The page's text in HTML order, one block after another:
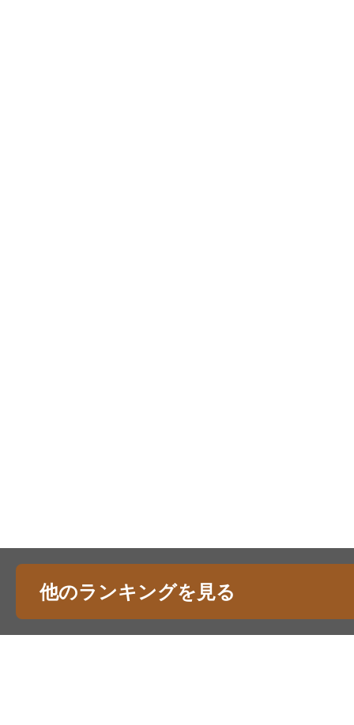
他のランキングを見る